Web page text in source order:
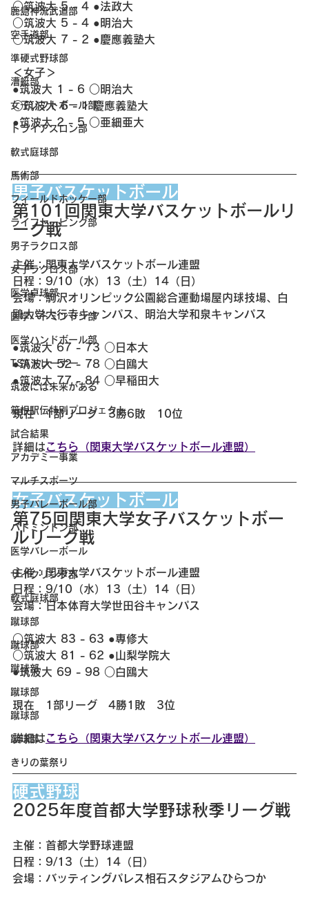
鹿島神流武道部
空手道部
準硬式野球部
漕艇部
女子ソフトボール部
トライアスロン部
軟式庭球部
馬術部
フィールドホッケー部
ライフセービング部
男子ラクロス部
女子ラクロス部
医学卓球部
医学バドミントン部
医学ハンドボール部
TSAトレーナー
筑波には未来がある
箱根駅伝特別プロジェクト
試合結果
アカデミー事業
マルチスポーツ
男子バレーボール部
バドミントン部
医学バレーボール
サイクリング部
軟式庭球部
蹴球部
蹴球部
蹴球部
蹴球部
蹴球部
蹴球部
きりの葉祭り
○筑波大 5 - 4 ●法政大
○筑波大 5 - 4 ●明治大
○筑波大 7 - 2 ●慶應義塾大
＜女子＞
●筑波大 1 - 6 ○明治大
○筑波大 6 - 1 慶應義塾大
●筑波大 2 - 5 ○亜細亜大
男子バスケットボール
第101回関東大学バスケットボールリ
ーグ戦
主催：関東大学バスケットボール連盟
日程：9/10（水）13（土）14（日）
会場：駒沢オリンピック公園総合運動場屋内球技場、白
鴎大学大行寺キャンパス、明治大学和泉キャンパス
●筑波大 67 - 73 ○日本大
●筑波大 52 - 78 ○白鴎大
●筑波大 77 - 84 ○早稲田大
現在　1部リーグ　3勝6敗　10位
詳細はこちら（関東大学バスケットボール連盟）
女子バスケットボール
第75回関東大学女子バスケットボー
ルリーグ戦
主催：関東大学バスケットボール連盟
日程：9/10（水）13（土）14（日）
会場：日本体育大学世田谷キャンパス
○筑波大 83 - 63 ●専修大
○筑波大 81 - 62 ●山梨学院大
●筑波大 69 - 98 ○白鴎大
現在　1部リーグ　4勝1敗　3位
詳細はこちら（関東大学バスケットボール連盟）
硬式野球
2025年度首都大学野球秋季リーグ戦
主催：首都大学野球連盟
日程：9/13（土）14（日）
会場：バッティングパレス相石スタジアムひらつか